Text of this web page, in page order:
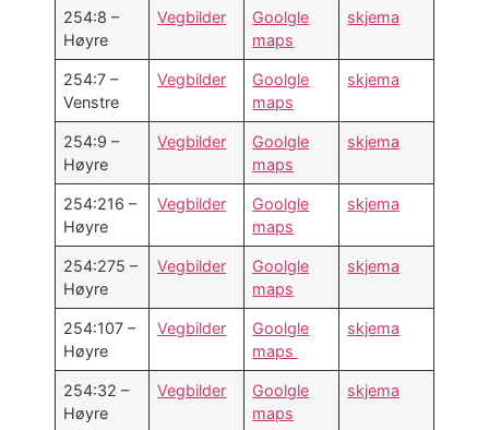
254:8 –
Høyre
Vegbilder
Goolgle
maps
skjema
254:7 –
Venstre
Vegbilder
Goolgle
maps
skjema
254:9 –
Høyre
Vegbilder
Goolgle
maps
skjema
254:216 –
Høyre
Vegbilder
Goolgle
maps
skjema
254:275 –
Høyre
Vegbilder
Goolgle
maps
skjema
254:107 –
Høyre
Vegbilder
Goolgle
maps
skjema
254:32 –
Høyre
Vegbilder
Goolgle
maps
skjema